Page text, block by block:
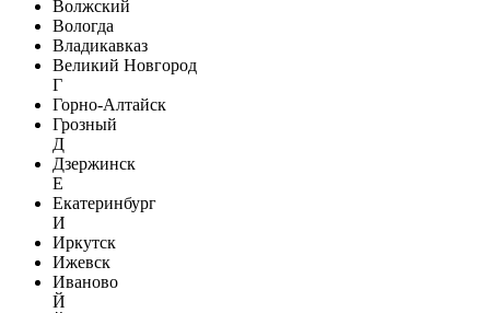
Волжский
Вологда
Владикавказ
Великий Новгород
Г
Горно-Алтайск
Грозный
Д
Дзержинск
Е
Екатеринбург
И
Иркутск
Ижевск
Иваново
Й